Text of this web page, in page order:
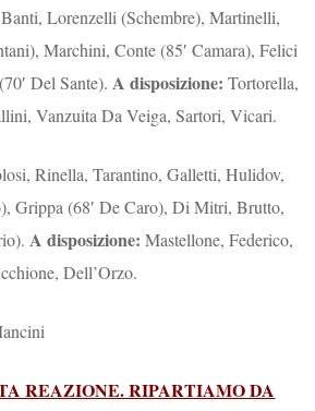
Lorenzelli (Schembre), Martinelli,
Marchini, Conte (85′ Camara), Felici
Del Sante). A disposizione: Tortorella,
Vanzuita Da Veiga, Sartori, Vicari.
Rinella, Tarantino, Galletti, Hulidov,
Grippa (68′ De Caro), Di Mitri, Brutto,
A disposizione: Mastellone, Federico,
Dell’Orzo.
REAZIONE. RIPARTIAMO DA